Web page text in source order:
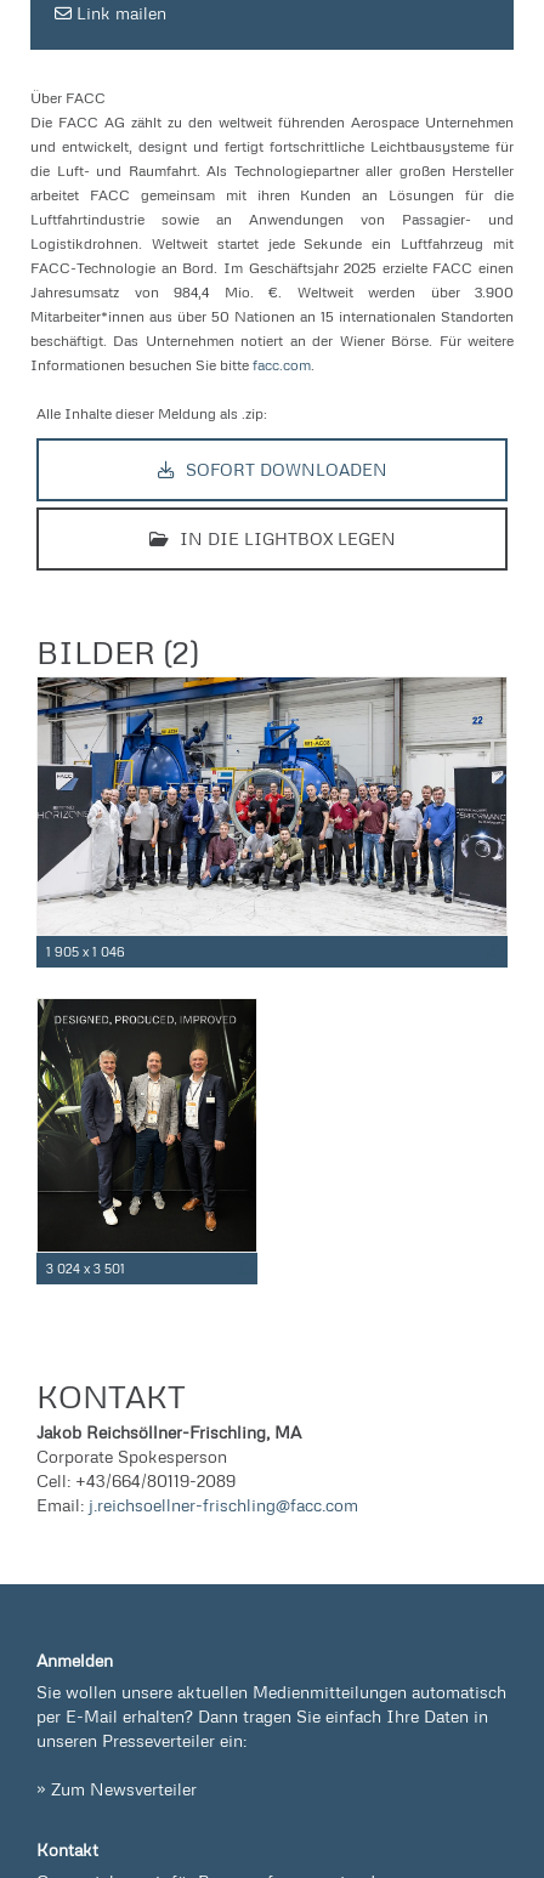
Link mailen
Über FACC
Die FACC AG zählt zu den weltweit führenden Aerospace Unternehmen
und entwickelt, designt und fertigt fortschrittliche Leichtbausysteme für
die Luft- und Raumfahrt. Als Technologiepartner aller großen Hersteller
arbeitet FACC gemeinsam mit ihren Kunden an Lösungen für die
Luftfahrtindustrie sowie an Anwendungen von Passagier- und
Logistikdrohnen. Weltweit startet jede Sekunde ein Luftfahrzeug mit
FACC-Technologie an Bord. Im Geschäftsjahr 2025 erzielte FACC einen
Jahresumsatz von 984,4 Mio. €. Weltweit werden über 3.900
Mitarbeiter*innen aus über 50 Nationen an 15 internationalen Standorten
beschäftigt. Das Unternehmen notiert an der Wiener Börse. Für weitere
Informationen besuchen Sie bitte facc.com
Alle Inhalte dieser Meldung als .zip:
SOFORT DOWNLOADEN
IN DIE LIGHTBOX LEGEN
BILDER (2)
1 905 x 1 046
3 024 x 3 501
KONTAKT
Jakob Reichsöllner-Frischling, MA
Corporate Spokesperson
Cell: +43/664/80119-2089
Email: j.reichsoellner-frischling@facc.com
Anmelden
Sie wollen unsere aktuellen Medienmitteilungen automatisch
per E-Mail erhalten? Dann tragen Sie einfach Ihre Daten in
unseren Presseverteiler ein:
» Zum Newsverteiler
Kontakt